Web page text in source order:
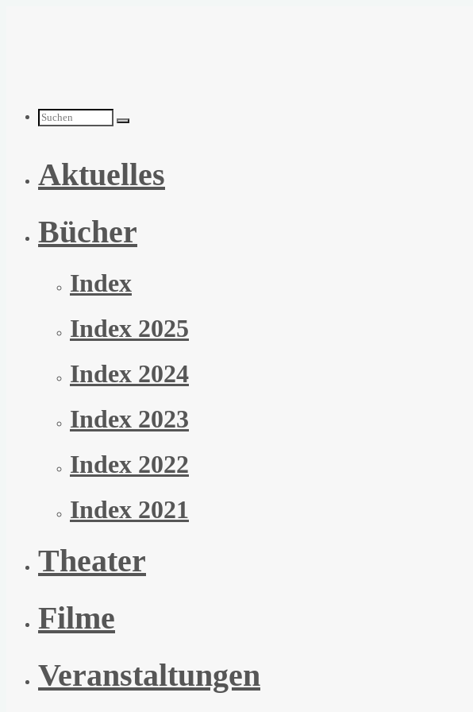
Suchen
nach:
Aktuelles
Bücher
Index
Index 2025
Index 2024
Index 2023
Index 2022
Index 2021
Theater
Filme
Veranstaltungen